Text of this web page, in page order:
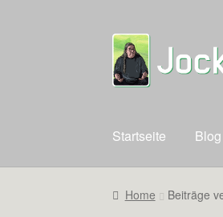
Zur
Navigation
springen
Zum
Inhalt
springen
Startseite Blog
Home Beiträge